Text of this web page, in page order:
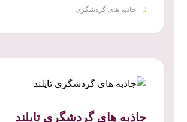
جاذبه های گردشگری
جاذبه های گردشگری تایلند